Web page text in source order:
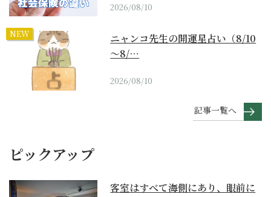
2026/08/10
NEW
ニャンコ先生の開運星占い（8/10
～8/…
2026/08/10
記事一覧へ
ピックアップ
客室はすべて海側にあり、眼前に